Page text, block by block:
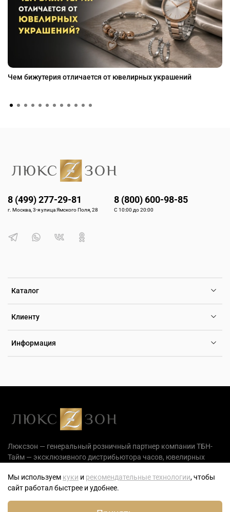
Чем бижутерия отличается от ювелирных украшений
Каталог
Клиенту
Информация
8 (499) 277-29-81
г. Москва, 3-я улица Ямского Поля, 28
8 (800) 600-98-85
С 10:00 до 20:00
Люксзон — генеральный розничный партнер компании ТБН-
Тайм — эксклюзивного дистрибьютора часов, ювелирных
Мы используем куки и рекомендательные технологии, чтобы
сайт работал быстрее и удобнее.